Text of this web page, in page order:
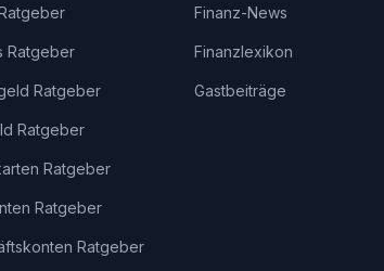
Ratgeber
Ratgeber
Ratgeber
Ratgeber
Ratgeber
Ratgeber
Finanz-News
Finanzlexikon
Gastbeiträge